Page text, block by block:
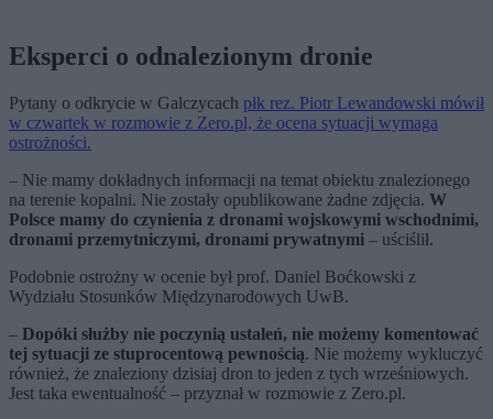
Eksperci o odnalezionym dronie
Pytany o odkrycie w Galczycach płk rez. Piotr Lewandowski mówił
w czwartek w rozmowie z Zero.pl, że ocena sytuacji wymaga
ostrożności.
– Nie mamy dokładnych informacji na temat obiektu znalezionego
na terenie kopalni. Nie zostały opublikowane żadne zdjęcia. W
Polsce mamy do czynienia z dronami wojskowymi wschodnimi,
dronami przemytniczymi, dronami prywatnymi – uściślił.
Podobnie ostrożny w ocenie był prof. Daniel Boćkowski z
Wydziału Stosunków Międzynarodowych UwB.
– Dopóki służby nie poczynią ustaleń, nie możemy komentować
tej sytuacji ze stuprocentową pewnością. Nie możemy wykluczyć
również, że znaleziony dzisiaj dron to jeden z tych wrześniowych.
Jest taka ewentualność – przyznał w rozmowie z Zero.pl.